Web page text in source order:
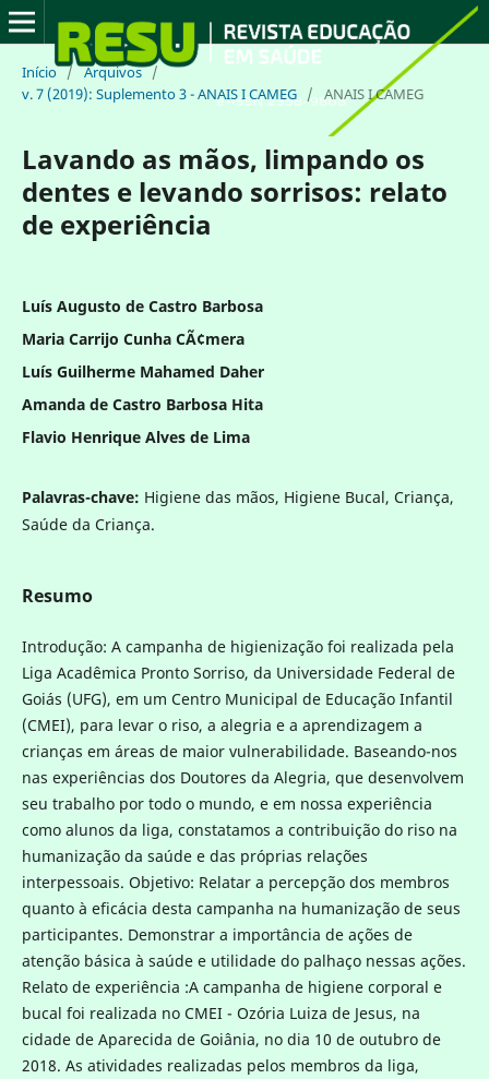
Início / Arquivos /
v. 7 (2019): Suplemento 3 - ANAIS I CAMEG / ANAIS I CAMEG
Lavando as mãos, limpando os
dentes e levando sorrisos: relato
de experiência
Luís Augusto de Castro Barbosa
Maria Carrijo Cunha CÃ¢mera
Luís Guilherme Mahamed Daher
Amanda de Castro Barbosa Hita
Flavio Henrique Alves de Lima
Palavras-chave: Higiene das mãos, Higiene Bucal, Criança,
Saúde da Criança.
Resumo
Introdução: A campanha de higienização foi realizada pela
Liga Acadêmica Pronto Sorriso, da Universidade Federal de
Goiás (UFG), em um Centro Municipal de Educação Infantil
(CMEI), para levar o riso, a alegria e a aprendizagem a
crianças em áreas de maior vulnerabilidade. Baseando-nos
nas experiências dos Doutores da Alegria, que desenvolvem
seu trabalho por todo o mundo, e em nossa experiência
como alunos da liga, constatamos a contribuição do riso na
humanização da saúde e das próprias relações
interpessoais. Objetivo: Relatar a percepção dos membros
quanto à eficácia desta campanha na humanização de seus
participantes. Demonstrar a importância de ações de
atenção básica à saúde e utilidade do palhaço nessas ações.
Relato de experiência :A campanha de higiene corporal e
bucal foi realizada no CMEI - Ozória Luiza de Jesus, na
cidade de Aparecida de Goiânia, no dia 10 de outubro de
2018. As atividades realizadas pelos membros da liga,